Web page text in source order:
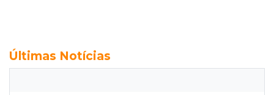
Últimas Notícias